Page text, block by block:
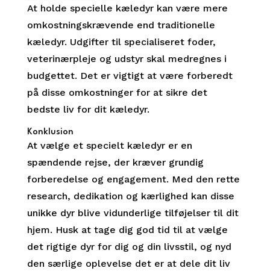
At holde specielle kæledyr kan være mere
omkostningskrævende end traditionelle
kæledyr. Udgifter til specialiseret foder,
veterinærpleje og udstyr skal medregnes i
budgettet. Det er vigtigt at være forberedt
på disse omkostninger for at sikre det
bedste liv for dit kæledyr.
Konklusion
At vælge et specielt kæledyr er en
spændende rejse, der kræver grundig
forberedelse og engagement. Med den rette
research, dedikation og kærlighed kan disse
unikke dyr blive vidunderlige tilføjelser til dit
hjem. Husk at tage dig god tid til at vælge
det rigtige dyr for dig og din livsstil, og nyd
den særlige oplevelse det er at dele dit liv